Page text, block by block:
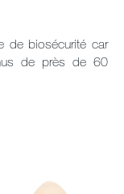
de biosécurité car
de près de 60